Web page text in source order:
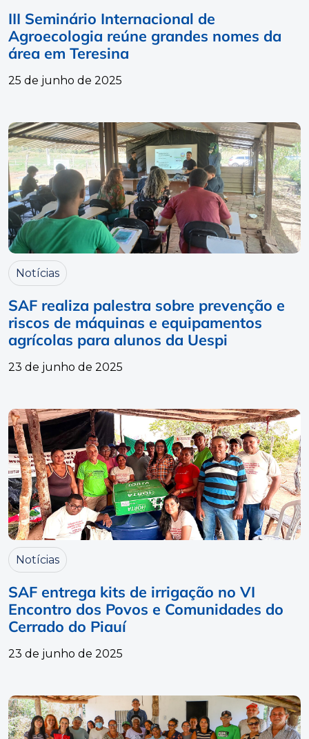
III Seminário Internacional de
Agroecologia reúne grandes nomes da
área em Teresina
25 de junho de 2025
Notícias
SAF realiza palestra sobre prevenção e
riscos de máquinas e equipamentos
agrícolas para alunos da Uespi
23 de junho de 2025
Notícias
SAF entrega kits de irrigação no VI
Encontro dos Povos e Comunidades do
Cerrado do Piauí
23 de junho de 2025